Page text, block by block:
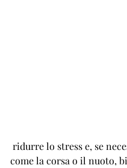
come la corsa o il nuoto,